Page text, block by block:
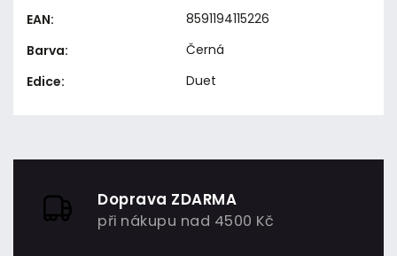
EAN:
8591194115226
Barva:
Černá
Edice: Duet
Doprava ZDARMA
při nákupu nad 4500 Kč